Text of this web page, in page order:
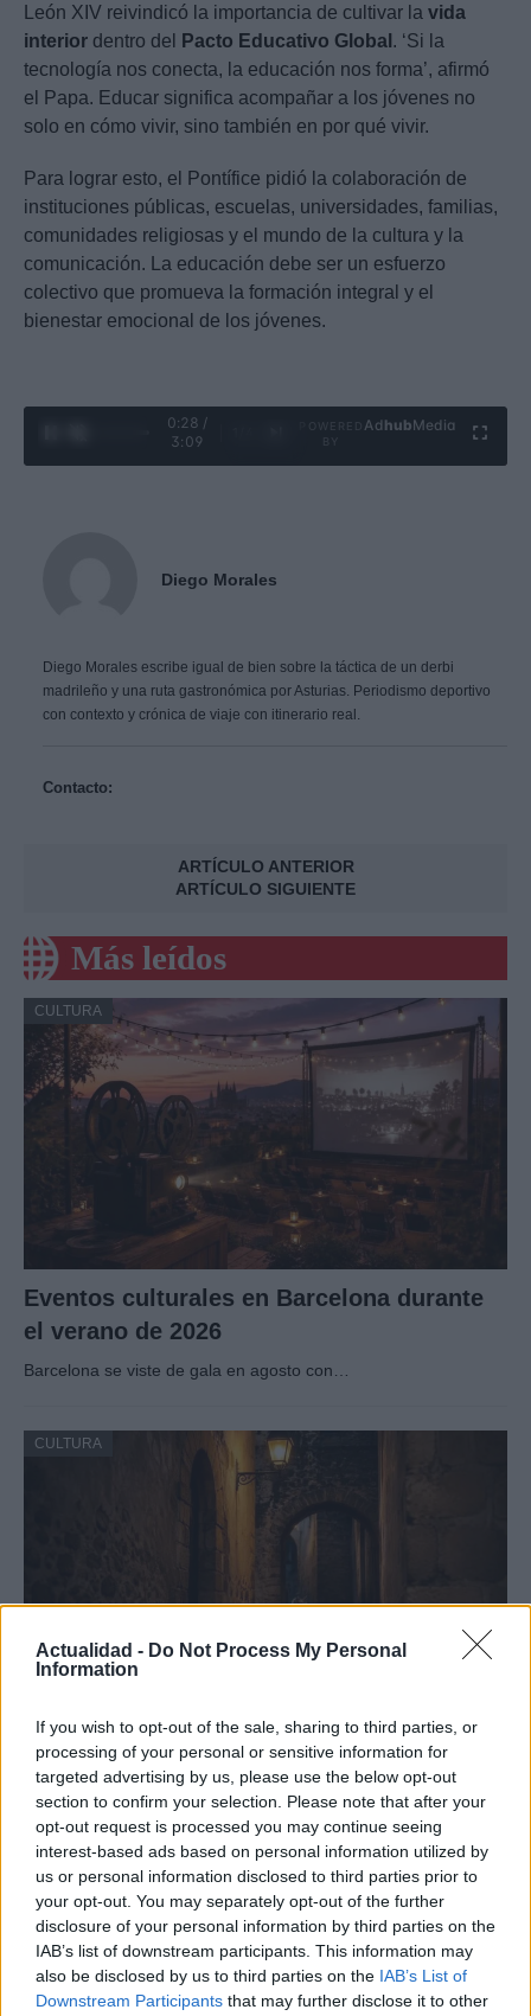
Actualidad - Do Not Process My Personal
Information
If you wish to opt-out of the sale, sharing to third parties, or
processing of your personal or sensitive information for
targeted advertising by us, please use the below opt-out
section to confirm your selection. Please note that after your
opt-out request is processed you may continue seeing
interest-based ads based on personal information utilized by
us or personal information disclosed to third parties prior to
your opt-out. You may separately opt-out of the further
disclosure of your personal information by third parties on the
IAB’s list of downstream participants. This information may
also be disclosed by us to third parties on the IAB’s List of
Downstream Participants that may further disclose it to other
León XIV reivindicó la importancia de cultivar la vida
interior dentro del Pacto Educativo Global . ‘Si la
tecnología nos conecta, la educación nos forma’, afirmó
el Papa. Educar significa acompañar a los jóvenes no
solo en cómo vivir, sino también en por qué vivir.
Para lograr esto, el Pontífice pidió la colaboración de
instituciones públicas, escuelas, universidades, familias,
comunidades religiosas y el mundo de la cultura y la
comunicación. La educación debe ser un esfuerzo
colectivo que promueva la formación integral y el
bienestar emocional de los jóvenes.
0:29 /
3:09
Ad hubMedia
Diego Morales
Diego Morales escribe igual de bien sobre la táctica de un derbi
madrileño y una ruta gastronómica por Asturias. Periodismo deportivo
con contexto y crónica de viaje con itinerario real.
Contacto:
ARTÍCULO ANTERIOR
ARTÍCULO SIGUIENTE
Más leídos
CULTURA
Eventos culturales en Barcelona durante
el verano de 2026
Barcelona se viste de gala en agosto con…
CULTURA
Descubre cómo Cáceres celebra la música
en rincones secretos de su casco
histórico
La Ciudad Monumental de Cáceres se prepara para…
CULTURA